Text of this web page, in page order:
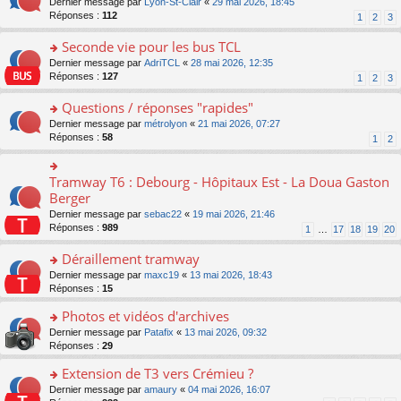
nt
s
ré
e
nt
lu
le
pl
u
s
ré
c
nt
e
n
lu
le
pl
u
s
ré
nt
le
m
e
s
s
a
g
n
o
n
lu
le
u
s
ré
nt
n
s
ult
er
le
m
e
s
s
a
g
e
n
o
n
lu
le
pl
u
s
ré
c
nt
Réponses : 112 1 2 3
o
n
s
ult
er
le
m
e
s
a
g
e
n
lu
le
pl
u
s
ré
c
e
nt
Seconde vie pour les bus TCL
Dernier message par AdriTCL « 28 mai 2026, 12:35
Réponses : 127 1 2 3
o
n
s
ult
er
le
m
e
s
s
a
g
e
n
o
n
lu
le
u
s
Questions / réponses "rapides"
Dernier message par métrolyon « 21 mai 2026, 07:27
Réponses : 58 1 2
o
n
ult
er
le
m
e
s
s
a
g
e
n
o
n
lu
Tramway T6 : Debourg - Hôpitaux Est - La Doua Gaston
Berger
Dernier message par sebac22 « 19 mai 2026, 21:46
Réponses : 989 1 17 18 19 20
o
n
s
ult
er
le
m
e
s
s
Déraillement tramway
Dernier message par maxc19 « 13 mai 2026, 18:43
Réponses : 15
o
n
s
ult
er
Photos et vidéos d'archives
Dernier message par Patafix « 13 mai 2026, 09:32
Réponses : 29
o
Extension de T3 vers Crémieu ?
Dernier message par amaury « 04 mai 2026, 16:07